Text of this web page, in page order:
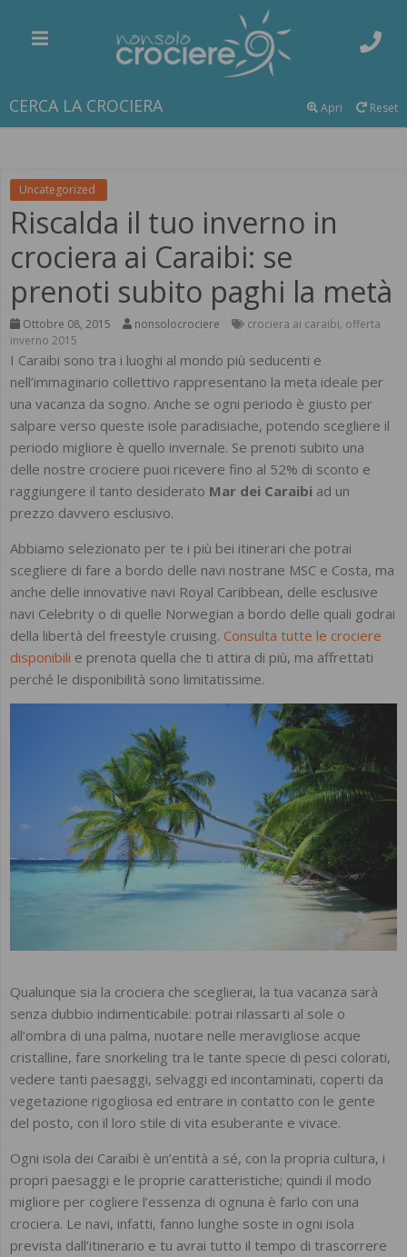
CERCA LA CROCIERA Reset
Apri
Uncategorized
Riscalda il tuo inverno in
crociera ai Caraibi: se
prenoti subito paghi la metà
Ottobre 08, 2015 nonsolocrociere crociera ai caraibi, offerta
inverno 2015
I Caraibi sono tra i luoghi al mondo più seducenti e
nell’immaginario collettivo rappresentano la meta ideale per
una vacanza da sogno. Anche se ogni periodo è giusto per
salpare verso queste isole paradisiache, potendo scegliere il
periodo migliore è quello invernale. Se prenoti subito una
delle nostre crociere puoi ricevere fino al 52% di sconto e
raggiungere il tanto desiderato Mar dei Caraibi ad un
prezzo davvero esclusivo.
Abbiamo selezionato per te i più bei itinerari che potrai
scegliere di fare a bordo delle navi nostrane MSC e Costa, ma
anche delle innovative navi Royal Caribbean, delle esclusive
navi Celebrity o di quelle Norwegian a bordo delle quali godrai
della libertà del freestyle cruising. Consulta tutte le crociere
disponibili e prenota quella che ti attira di più, ma affrettati
perché le disponibilità sono limitatissime.
Qualunque sia la crociera che sceglierai, la tua vacanza sarà
senza dubbio indimenticabile: potrai rilassarti al sole o
all’ombra di una palma, nuotare nelle meravigliose acque
cristalline, fare snorkeling tra le tante specie di pesci colorati,
vedere tanti paesaggi, selvaggi ed incontaminati, coperti da
vegetazione rigogliosa ed entrare in contatto con le gente
del posto, con il loro stile di vita esuberante e vivace.
Ogni isola dei Caraibi è un’entità a sé, con la propria cultura, i
propri paesaggi e le proprie caratteristiche; quindi il modo
migliore per cogliere l’essenza di ognuna è farlo con una
crociera. Le navi, infatti, fanno lunghe soste in ogni isola
prevista dall’itinerario e tu avrai tutto il tempo di trascorrere